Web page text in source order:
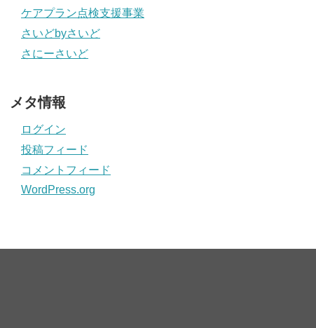
ケアプラン点検支援事業
さいどbyさいど
さにーさいど
メタ情報
ログイン
投稿フィード
コメントフィード
WordPress.org